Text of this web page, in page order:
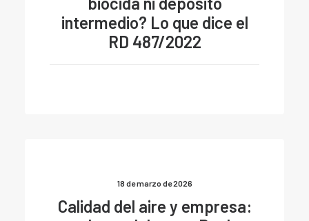
intermedio? Lo que dice el
RD 487/2022
18 de marzo de 2026
Calidad del aire y empresa: